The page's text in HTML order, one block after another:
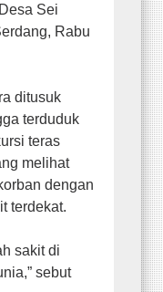
Sei
Rabu
ditusuk
terduduk
teras
melihat
dengan
terdekat.
sakit di
sebut